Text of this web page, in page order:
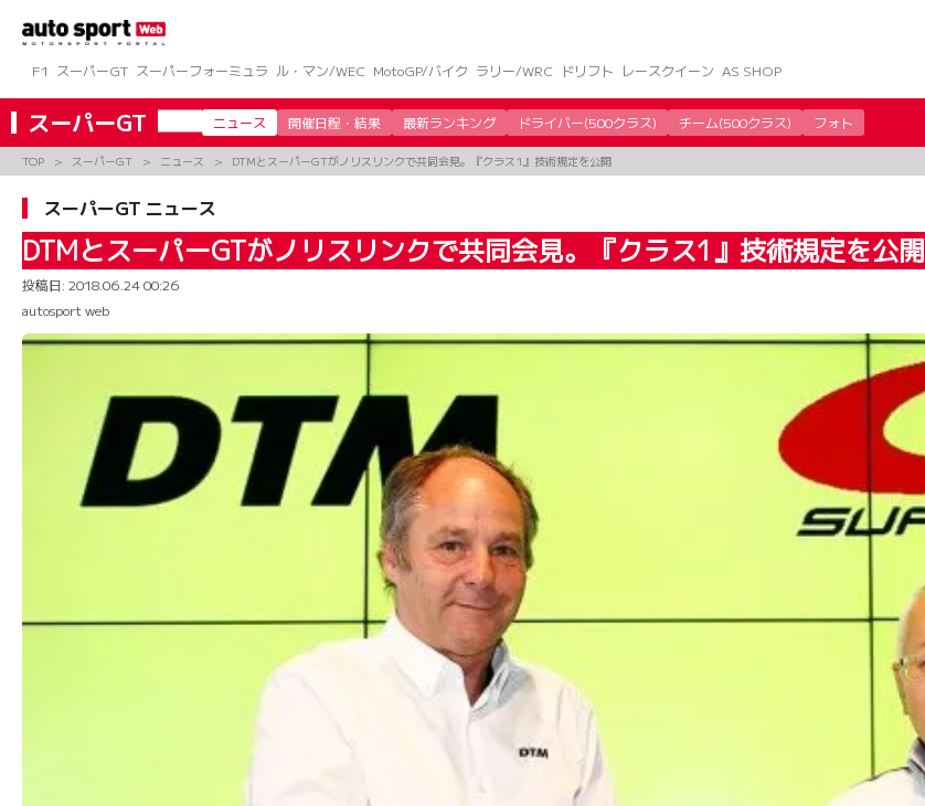
ツ
へ
ス
キ
ッ
F1
スーパーGT スーパーフォーミュラ ル・マン/WEC MotoGP/バイク ラリー/WRC ドリフト レースクイーン AS SHOP
スーパーGT ニュース 開催日程・結果 最新ランキング ドライバー(500クラス) チーム(500クラス) フォト
TOP スーパーGT ニュース DTMとスーパーGTがノリスリンクで共同会見。『クラス1』技術規定を公開
スーパーGT ニュース
DTMとスーパーGTがノリスリンクで共同会見。『クラス1』技術規定を公開
投稿日: 2018.06.24 00:26
autosport web